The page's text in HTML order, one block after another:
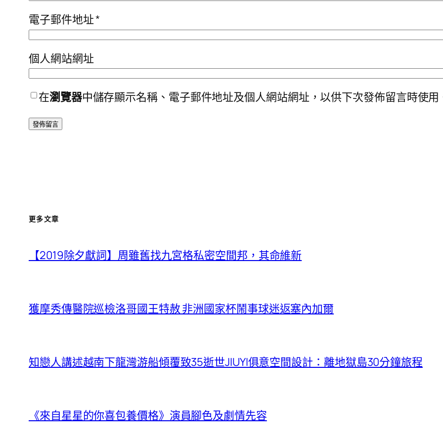
電子郵件地址*
個人網站網址
在瀏覽器中儲存顯示名稱、電子郵件地址及個人網站網址，以供下次發佈留言時使用
更多文章
【2019除夕獻詞】周雖舊找九宮格私密空間邦，其命維新
獲摩秀傳醫院巡檢洛哥國王特赦 非洲國家杯鬧事球迷返塞內加爾
知戀人講述越南下龍灣游船傾覆致35逝世JIUYI俱意空間設計：離地獄島30分鐘旅程
《來自星星的你喜包養價格》演員腳色及劇情先容